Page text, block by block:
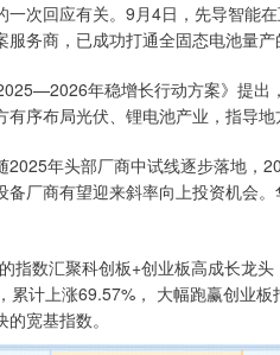
次回应有关。9月4日，先导智能
务商，已成功打通全固态电池量产
年稳增长行动方案》提出
序布局光伏、锂电池产业，指导地
年头部厂商中试线逐步落地，
厂商有望迎来斜率向上投资机会
数汇聚科创板+创业板高成长龙头
计上涨69.57%， 大幅跑赢创业
宽基指数。